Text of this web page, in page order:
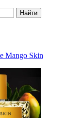
Найти
Mango Skin